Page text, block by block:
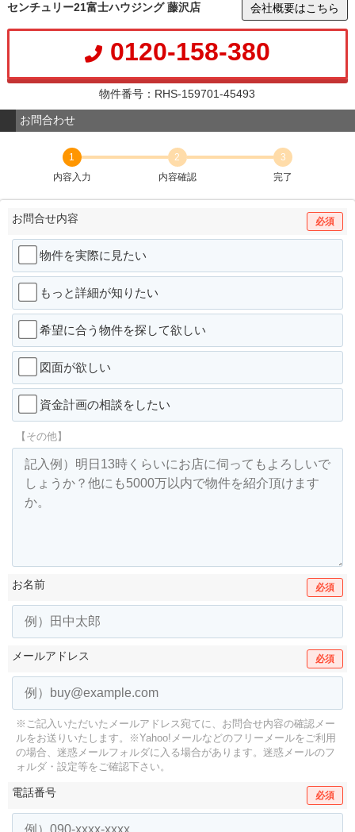
センチュリー21富士ハウジング 藤沢店 会社概要はこちら
0120-158-380
物件番号：RHS-159701-45493
お問合わせ
1
内容入力
2
内容確認
3
完了
お問合せ内容 必須
物件を実際に見たい
もっと詳細が知りたい
希望に合う物件を探して欲しい
図面が欲しい
資金計画の相談をしたい
【その他】
お名前 必須
メールアドレス 必須
※ご記入いただいたメールアドレス宛てに、お問合せ内容の確認メー
ルをお送りいたします。
※Yahoo!メールなどのフリーメールをご利用
の場合、迷惑メールフォルダに入る場合があります。 迷惑メールのフ
ォルダ・設定等をご確認下さい。
電話番号 必須